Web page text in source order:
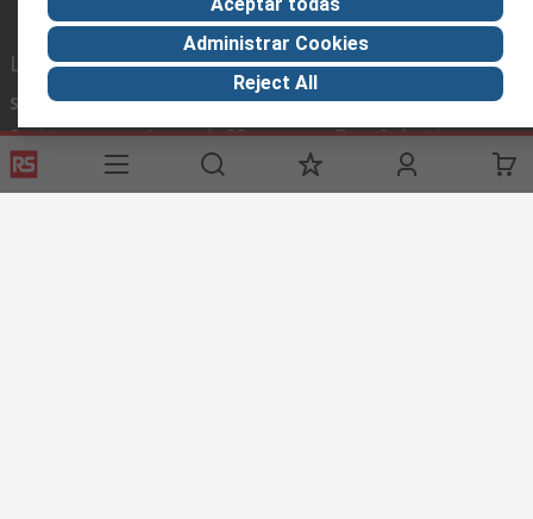
Links de ayuda
Servicios
Registrarse
Entrega
Pago
Acerca de RS
Acerca de RS
En el mundo
Grupo corporativo
Industria
Zona Industria
Fabricación
Administrar Cookies
Reject All